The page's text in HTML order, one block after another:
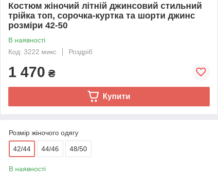
Костюм жіночий літній джинсовий стильний
трійка топ, сорочка-куртка та шорти джинс
розміри 42-50
В наявності
Код: 3222 микс
Роздріб
1 470 ₴
Купити
Розмір жіночого одягу
42/44 44/46 48/50
В наявності